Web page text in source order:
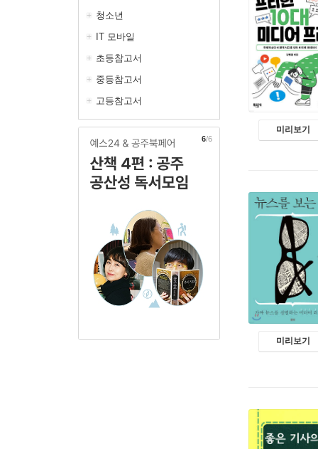
청소년
IT 모바일
초등참고서
중등참고서
고등참고서
1/6
미리보기
미리보기